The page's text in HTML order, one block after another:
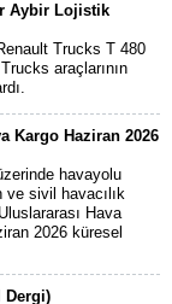
Aybir Lojistik
Trucks T 480
araçlarının
Kargo Haziran 2026
havayolu
ve sivil havacılık
Hava
2026 küresel
Dergi)